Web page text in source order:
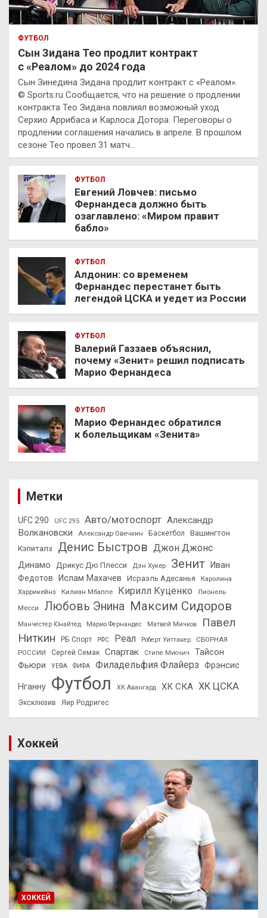
ФУТБОЛ
Сын Зидана Тео продлит контракт
с «Реалом» до 2024 года
Сын Зинедина Зидана продлит контракт с «Реалом».
© Sports.ru Сообщается, что на решение о продлении
контракта Тео Зидана повлиял возможный уход
Серхио Аррибаса и Карлоса Дотора. Переговоры о
продлении соглашения начались в апреле. В прошлом
сезоне Тео провел 31 матч…
ФУТБОЛ
Евгений Ловчев: письмо
Фернандеса должно быть
озаглавлено: «Миром правит
бабло»
ФУТБОЛ
Алдонин: со временем
Фернандес перестанет быть
легендой ЦСКА и уедет из России
ФУТБОЛ
Валерий Газзаев объяснил,
почему «Зенит» решил подписать
Марио Фернандеса
ФУТБОЛ
Марио Фернандес обратился
к болельщикам «Зенита»
Метки
UFC 290 UFC 295 Авто/мотоспорт Александр
Волкановски
Александр Овечкин Баскетбол
Вашингтон
Кэпиталз
Денис Быстров Джон Джонс
Динамо Дрикус Дю Плесси Дэн Хукер Зенит
Иван
Федотов
Ислам Махачев Исраэль Адесанья
Каролина
Харрикейнз
Килиан Мбаппе Кирилл Куценко
Лионель
Месси
Любовь Энина Максим Сидоров
Манчестер Юнайтед Марио Фернандес Матвей Мичков
Павел
Ниткин
РБ Спорт РФС Реал Роберт Уиттакер
СБОРНАЯ
РОССИИ
Сергей Семак Спартак Стипе Миочич
Тайсон
Фьюри
УЕФА ФИФА Филадельфия Флайерз Фрэнсис
Нганну Футбол ХК Авангард ХК СКА ХК ЦСКА
Эксклюзив Яир Родригес
Хоккей
ХОККЕЙ